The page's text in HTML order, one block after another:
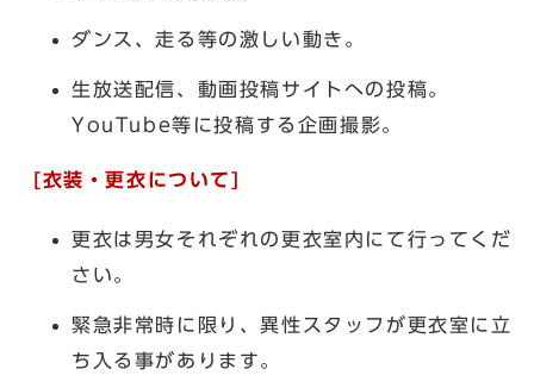
ダンス、走る等の激しい動き。
生放送配信、動画投稿サイトへの投稿。
YouTube等に投稿する企画撮影。
[衣装・更衣について]
更衣は男女それぞれの更衣室内にて行ってくだ
さい。
緊急非常時に限り、異性スタッフが更衣室に立
ち入る事があります。